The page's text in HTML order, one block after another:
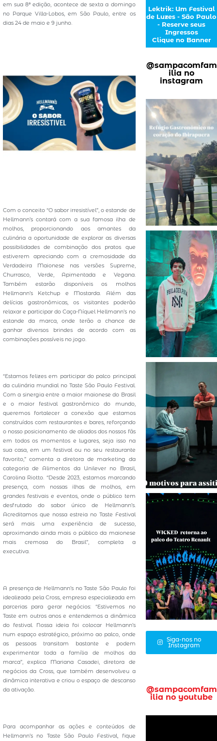
em sua 8ª edição, acontece de sexta a domingo
no Parque Villa-Lobos, em São Paulo, entre os
dias 24 de maio e 9 junho.
Com o conceito “O sabor irresistível”, o estande de
Hellmann’s contará com a sua famosa ilha de
molhos, proporcionando aos amantes da
culinária a oportunidade de explorar as diversas
possibilidades de combinação dos pratos que
estiverem apreciando com a cremosidade da
Verdadeira Maionese nas versões Supreme,
Churrasco, Verde, Apimentada e Vegana.
Também estarão disponíveis os molhos
Hellmann’s Ketchup e Mostarda. Além das
delícias gastronômicas, os visitantes poderão
relaxar e participar do Caça-Níquel Hellmann’s no
estande da marca, onde terão a chance de
ganhar diversos brindes de acordo com as
combinações possíveis no jogo.
“Estamos felizes em participar do palco principal
da culinária mundial no Taste São Paulo Festival.
Com a sinergia entre a maior maionese do Brasil
e o maior festival gastronômico do mundo,
queremos fortalecer a conexão que estamos
construídos com restaurantes e bares, reforçando
o nosso posicionamento de aliados dos nossos fãs
em todos os momentos e lugares, seja isso na
sua casa, em um festival ou no seu restaurante
favorito,” comenta a diretora de marketing da
categoria de Alimentos da Unilever no Brasil,
Carolina Riotto. “Desde 2023, estamos marcando
presença, com nossas ilhas de molhos, em
grandes festivais e eventos, onde o público tem
desfrutado do sabor único de Hellmann’s.
Acreditamos que nossa estreia no Taste Festival
será mais uma experiência de sucesso,
aproximando ainda mais o público da maionese
mais cremosa do Brasil”, completa a
executiva.
A presença de Hellmann’s no Taste São Paulo foi
idealizada pela Cross, empresa especializada em
parcerias para gerar negócios: “Estivemos no
Taste em outros anos e entendemos a dinâmica
do festival. Nossa ideia foi colocar Hellmann’s
num espaço estratégico, próximo ao palco, onde
as pessoas transitam bastante e podem
experimentar toda a família de molhos da
marca”, explica Mariana Casadei, diretora de
negócios da Cross, que também desenvolveu a
dinâmica interativa e criou o espaço de descanso
da ativação.
Para acompanhar as ações e conteúdos de
Hellmann’s no Taste São Paulo Festival, fique
Lektrik: Um Festival
de Luzes - São Paulo
- Reserve seus
Ingressos
Clique no Banner
@sampacomfam
ilia no
instagram
Siga-nos no
Instagram
@sampacomfam
ilia no youtube